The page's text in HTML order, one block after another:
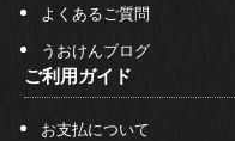
よくあるご質問
うおけんブログ
ご利用ガイド
お支払について